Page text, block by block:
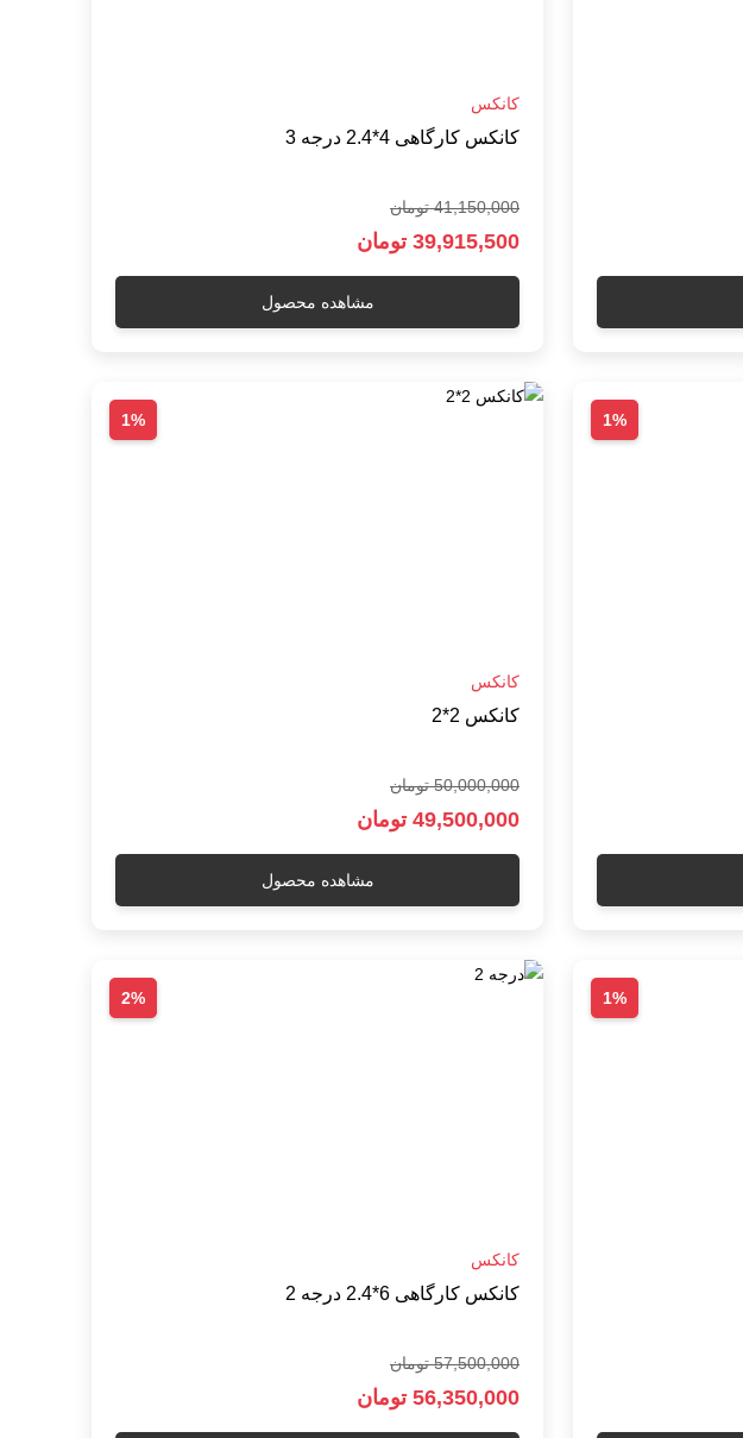
کانکس
کانکس کارگاهی 4*2.4 درجه 3
41,150,000 تومان
39,915,500 تومان
مشاهده محصول
1%
1%
کانکس
کانکس 2*2
50,000,000 تومان
49,500,000 تومان
مشاهده محصول
1%
2%
کانکس
کانکس کارگاهی 6*2.4 درجه 2
57,500,000 تومان
56,350,000 تومان